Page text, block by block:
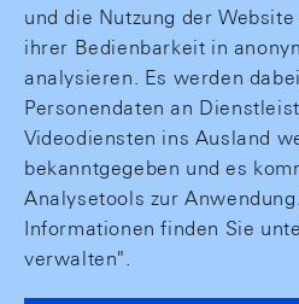
und die Nutzung der
ihrer Bedienbarkeit in
analysieren. Es werden
Personendaten an
Videodiensten ins Ausland
bekanntgegeben und es
Analysetools zur
Informationen finden Sie
verwalten".